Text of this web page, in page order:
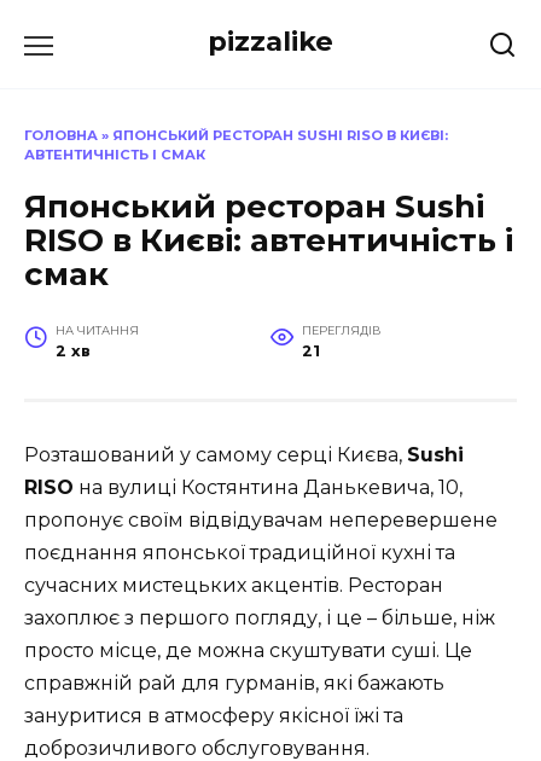
до
pizzalike
ГОЛОВНА » ЯПОНСЬКИЙ РЕСТОРАН SUSHI RISO В КИЄВІ:
АВТЕНТИЧНІСТЬ І СМАК
Японський ресторан Sushi
RISO в Києві: автентичність і
смак
НА ЧИТАННЯ
2 хв
ПЕРЕГЛЯДІВ
21
Розташований у самому серці Києва, Sushi
RISO на вулиці Костянтина Данькевича, 10,
пропонує своїм відвідувачам неперевершене
поєднання японської традиційної кухні та
сучасних мистецьких акцентів. Ресторан
захоплює з першого погляду, і це – більше, ніж
просто місце, де можна скуштувати суші. Це
справжній рай для гурманів, які бажають
зануритися в атмосферу якісної їжі та
доброзичливого обслуговування.